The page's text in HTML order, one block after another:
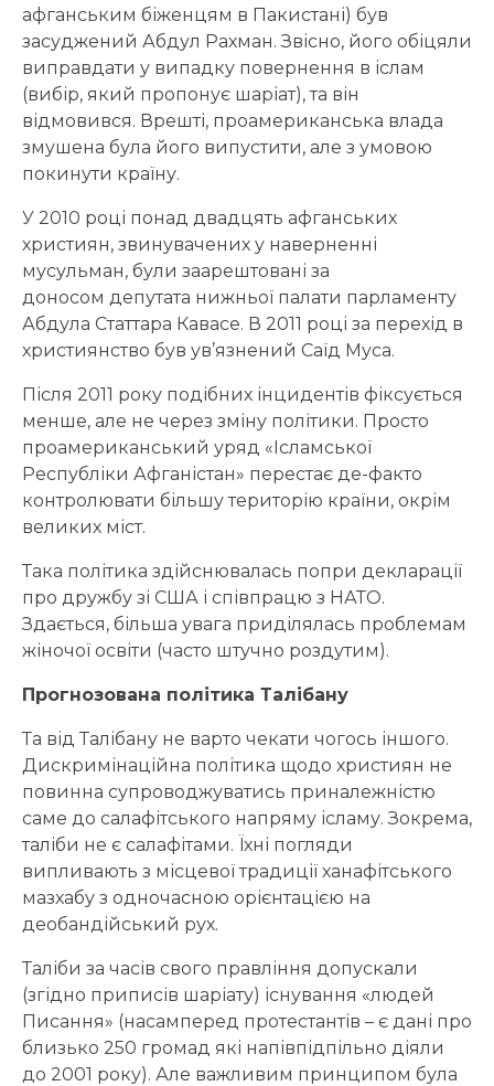
афганським біженцям в Пакистані) був
засуджений Абдул Рахман. Звісно, його обіцяли
виправдати у випадку повернення в іслам
(вибір, який пропонує шаріат), та він
відмовився. Врешті, проамериканська влада
змушена була його випустити, але з умовою
покинути країну.
У 2010 році понад двадцять афганських
християн, звинувачених у наверненні
мусульман, були заарештовані за
доносом депутата нижньої палати парламенту
Абдула Статтара Кавасе. В 2011 році за перехід в
християнство був ув’язнений Саїд Муса.
Після 2011 року подібних інцидентів фіксується
менше, але не через зміну політики. Просто
проамериканський уряд «Ісламської
Республіки Афганістан» перестає де-факто
контролювати більшу територію країни, окрім
великих міст.
Така політика здійснювалась попри декларації
про дружбу зі США і співпрацю з НАТО.
Здається, більша увага приділялась проблемам
жіночої освіти (часто штучно роздутим).
Прогнозована політика Талібану
Та від Талібану не варто чекати чогось іншого.
Дискримінаційна політика щодо християн не
повинна супроводжуватись приналежністю
саме до салафітського напряму ісламу. Зокрема,
таліби не є салафітами. Їхні погляди
випливають з місцевої традиції ханафітського
мазхабу з одночасною орієнтацією на
деобандійський рух.
Таліби за часів свого правління допускали
(згідно приписів шаріату) існування «людей
Писання» (насамперед протестантів – є дані про
близько 250 громад які напівпідпільно діяли
до 2001 року). Але важливим принципом була